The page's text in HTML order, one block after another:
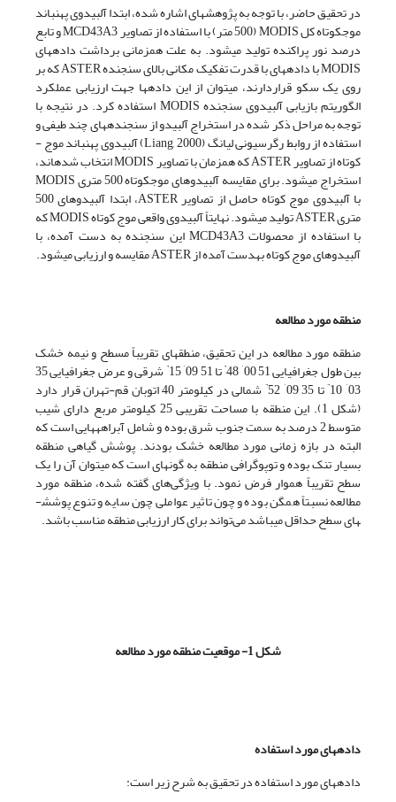
در تحقیق حاضر، با توجه به پژوهش­های اشاره شده، ابتدا آلبیدوی پهن­باند
موج­کوتاه کل MODIS (500 متر) با استفاده از تصاویر MCD43A3 و تابع
درصد نور پراکنده تولید می­شود. به علت همزمانی برداشت داده­های
MODIS با داده­های با قدرت تفکیک مکانی بالای سنجنده ASTER که بر
روی یک سکو قراردارند، می­توان از این داده­ها جهت ارزیابی عملکرد
الگوریتم­ بازیابی آلبیدوی سنجنده­ MODIS استفاده کرد. در نتیجه با
توجه به مراحل ذکر شده در استخراج آلبیدو از سنجنده­های چند طیفی و
استفاده از روابط رگرسیونی لیانگ (Liang, 2000) آلبیدوی پهن­باند موج ­
کوتاه از تصاویر ASTER که همزمان با تصاویر MODIS انتخاب شده­اند،
استخراج می­شود. برای مقایسه آلبیدوهای موج­کوتاه 500 متری MODIS
با آلبیدوی موج کوتاه حاصل از تصاویر ASTER، ابتدا آلبیدوهای 500
متری ASTER تولید می­شود. نهایتاً آلبیدوی واقعی موج کوتاه MODIS که
با استفاده از محصولات MCD43A3 این سنجنده به دست آمده، با
آلبیدوهای موج ­کوتاه به­دست آمده از ASTER مقایسه و ارزیابی می­شود.
منطقه­ مورد مطالعه
منطقه­ مورد مطالعه­ در این تحقیق، منطقه­ای تقریباً مسطح و نیمه خشک
بین طول­ جغرافیایی 51 00 ’
”تا 51 09 ’
15
” شرقی و عرض جغرافیایی 35
03
’
”تا 35 09 ’
52
” شمالی در کیلومتر 40 اتوبان قم-تهران قرار دارد
(شکل 1). این منطقه با مساحت تقریبی 25 کیلومتر مربع دارای شیب
متوسط 2 درصد به سمت جنوب شرق بوده و شامل آبراهه­هایی است که
البته در بازه­ زمانی مورد مطالعه خشک بودند. پوشش گیاهی منطقه
بسیار تنک بوده و توپوگرافی منطقه به گونه­ای است که می­توان آن را یک
سطح تقریباً هموار فرض نمود. با ویژگی‌های گفته شده، منطقه مورد
مطالعه نسبتاً همگن بوده و چون تاثیر عواملی چون سایه و تنوع پوشش­
های سطح حداقل می­باشد می‌تواند برای کار ارزیابی منطقه مناسب باشد.
شکل 1- موقعیت منطقه­ مورد مطالعه
داده­های مورد استفاده
داده­های مورد استفاده در تحقیق به شرح زیر است: